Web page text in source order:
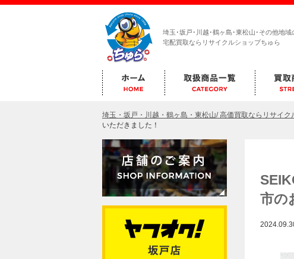
埼玉･坂戸･川越･鶴ヶ島･東松山･その他地域
宅配買取ならリサイクルショップちゅら
埼玉・坂戸・川越・鶴ヶ島・東松山/ 高価買取ならリサイ
いただきました！
市の